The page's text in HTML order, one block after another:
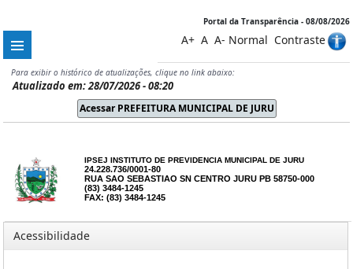
Portal da Transparência - 08/08/2026
A+ A A- Normal Contraste
Para exibir o histórico de atualizações, clique no link abaixo:
Atualizado em: 28/07/2026 - 08:20
IPSEJ INSTITUTO DE PREVIDENCIA MUNICIPAL DE JURU
24.228.736/0001-80
RUA SAO SEBASTIAO SN CENTRO JURU PB 58750-000
(83) 3484-1245
FAX: (83) 3484-1245
Acessibilidade